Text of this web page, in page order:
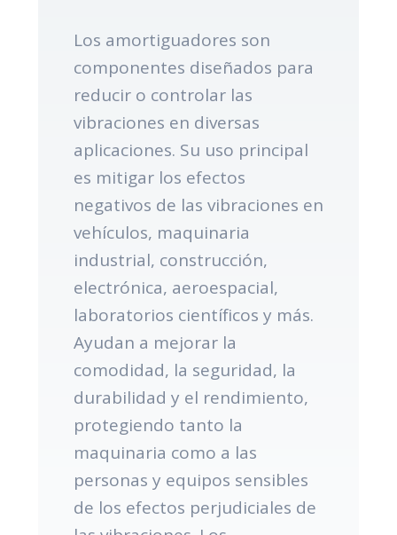
Los amortiguadores son
componentes diseñados para
reducir o controlar las
vibraciones en diversas
aplicaciones. Su uso principal
es mitigar los efectos
negativos de las vibraciones en
vehículos, maquinaria
industrial, construcción,
electrónica, aeroespacial,
laboratorios científicos y más.
Ayudan a mejorar la
comodidad, la seguridad, la
durabilidad y el rendimiento,
protegiendo tanto la
maquinaria como a las
personas y equipos sensibles
de los efectos perjudiciales de